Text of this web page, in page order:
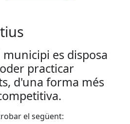
es disposa
practicar
d'una forma més
el següent: